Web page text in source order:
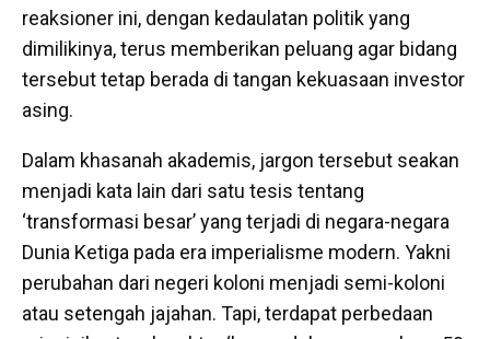
reaksioner ini, dengan kedaulatan politik yang
dimilikinya, terus memberikan peluang agar bidang
tersebut tetap berada di tangan kekuasaan investor
asing.
Dalam khasanah akademis, jargon tersebut seakan
menjadi kata lain dari satu tesis tentang
‘transformasi besar’ yang terjadi di negara-negara
Dunia Ketiga pada era imperialisme modern. Yakni
perubahan dari negeri koloni menjadi semi-koloni
atau setengah jajahan. Tapi, terdapat perbedaan